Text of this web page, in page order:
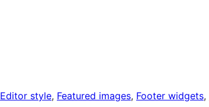
Editor style, Featured images, Footer widgets,